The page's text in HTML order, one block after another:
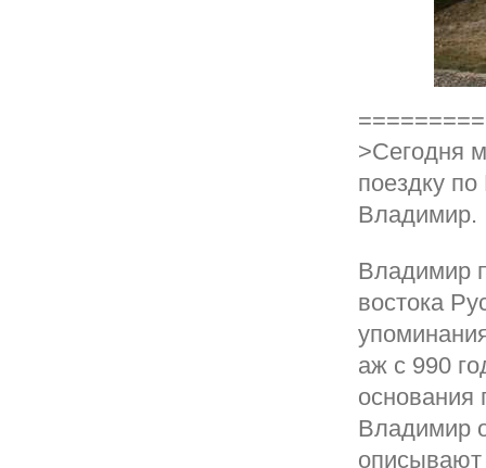
>Сегодня
поездку
Владимир.
Владимир
востока
аж с 990
основания
Владимир